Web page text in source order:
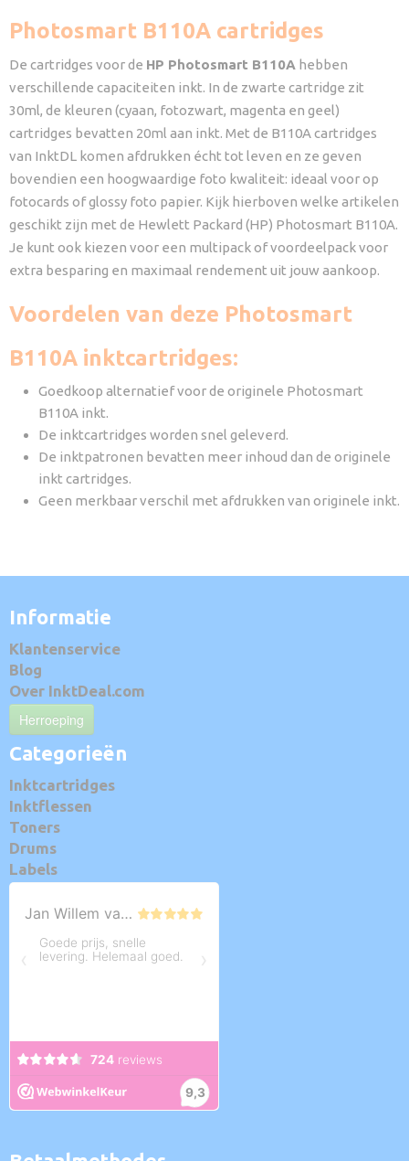
Photosmart B110A cartridges
De cartridges voor de HP Photosmart B110A hebben
verschillende capaciteiten inkt. In de zwarte cartridge zit
30ml, de kleuren (cyaan, fotozwart, magenta en geel)
cartridges bevatten 20ml aan inkt. Met de B110A cartridges
van InktDL komen afdrukken écht tot leven en ze geven
bovendien een hoogwaardige foto kwaliteit: ideaal voor op
fotocards of glossy foto papier. Kijk hierboven welke artikelen
geschikt zijn met de Hewlett Packard (HP) Photosmart B110A.
Je kunt ook kiezen voor een multipack of voordeelpack voor
extra besparing en maximaal rendement uit jouw aankoop.
Voordelen van deze Photosmart
B110A inktcartridges:
Goedkoop alternatief voor de originele Photosmart
B110A inkt.
De inktcartridges worden snel geleverd.
De inktpatronen bevatten meer inhoud dan de originele
inkt cartridges.
Geen merkbaar verschil met afdrukken van originele inkt.
Informatie
Klantenservice
Blog
Over InktDeal.com
Herroeping
Categorieën
Inktcartridges
Inktflessen
Toners
Drums
Labels